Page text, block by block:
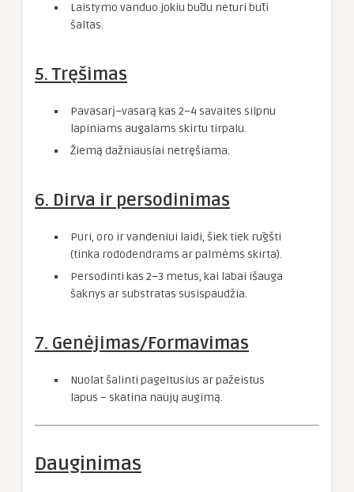
Laistymo vanduo jokiu būdu neturi būti
šaltas.
5. Tręšimas
Pavasarį–vasarą kas 2–4 savaites silpnu
lapiniams augalams skirtu tirpalu.
Žiemą dažniausiai netręšiama.
6. Dirva ir persodinimas
Puri, oro ir vandeniui laidi, šiek tiek rūgšti
(tinka rododendrams ar palmėms skirta).
Persodinti kas 2–3 metus, kai labai išauga
šaknys ar substratas susispaudžia.
7. Genėjimas/Formavimas
Nuolat šalinti pageltusius ar pažeistus
lapus – skatina naujų augimą.
Dauginimas